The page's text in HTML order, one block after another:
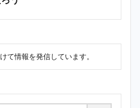
て情報を発信しています。